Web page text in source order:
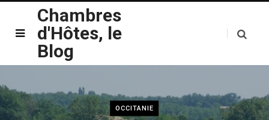
Chambres
d'Hôtes, le
Blog
OCCITANIE